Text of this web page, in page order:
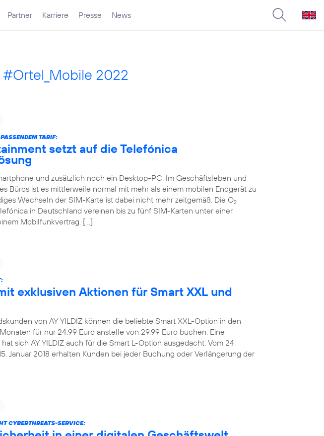
Partner Karriere Presse News
2022
TARIF:
setzt auf die Telefónica
und zusätzlich noch ein Desktop-PC. Im Geschäftsleben und
Büros ist es mittlerweile normal mit mehr als einem mobilen Endgerät zu
Wechseln der SIM-Karte ist dabei nicht mehr zeitgemäß. Die O2
in Deutschland vereinen bis zu fünf SIM-Karten unter einer
Mobilfunkvertrag. […]
exklusiven Aktionen für Smart XXL und
von AY YILDIZ können die beliebte Smart XXL-Option in den
für nur 24,99 Euro anstelle von 29,99 Euro buchen. Eine
sich AY YILDIZ auch für die Smart L-Option ausgedacht: Vom 24.
Januar 2018 erhalten Kunden bei jeder Buchung oder Verlängerung der
CYBERTHREATS-SERVICE: